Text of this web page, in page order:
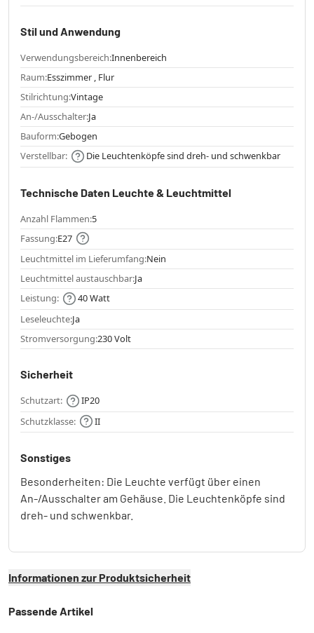
Stil und Anwendung
Verwendungsbereich:Innenbereich
Raum:Esszimmer , Flur
Stilrichtung:Vintage
An-/Ausschalter:Ja
Bauform:Gebogen
Verstellbar:
Die Leuchtenköpfe sind dreh- und schwenkbar
Technische Daten Leuchte & Leuchtmittel
Anzahl Flammen:5
Fassung:E27
Leuchtmittel im Lieferumfang:Nein
Leuchtmittel austauschbar:Ja
Leistung:
40 Watt
Leseleuchte:Ja
Stromversorgung:230 Volt
Sicherheit
Schutzart:
IP20
Schutzklasse:
II
Sonstiges
Besonderheiten: Die Leuchte verfügt über einen
An-/Ausschalter am Gehäuse. Die Leuchtenköpfe sind
dreh- und schwenkbar.
Informationen zur Produktsicherheit
Passende Artikel